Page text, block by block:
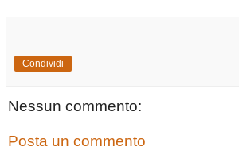
Condividi
Nessun commento:
Posta un commento